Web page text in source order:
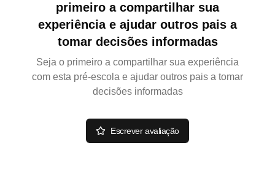
primeiro a compartilhar sua
experiência e ajudar outros pais a
tomar decisões informadas
Seja o primeiro a compartilhar sua experiência
com esta pré-escola e ajudar outros pais a tomar
decisões informadas
Escrever avaliação